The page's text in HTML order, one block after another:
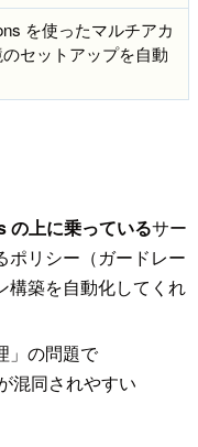
を使ったマルチアカ
セットアップを自動
上に乗っているサー
ポリシー（ガードレー
構築を自動化してくれ
」の問題で
混同されやすい